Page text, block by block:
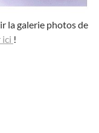
la galerie photos de
ici !